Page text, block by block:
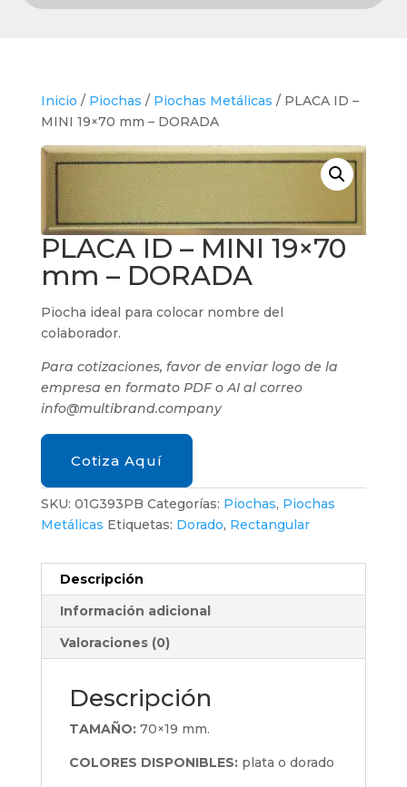
Inicio / Piochas / Piochas Metálicas / PLACA ID –
MINI 19×70 mm – DORADA
PLACA ID – MINI 19×70
mm – DORADA
Piocha ideal para colocar nombre del
colaborador.
Para cotizaciones, favor de enviar logo de la
empresa en formato PDF o AI al correo
info@multibrand.company
Cotiza Aquí
SKU: 01G393PB Categorías: Piochas, Piochas
Metálicas Etiquetas: Dorado, Rectangular
Descripción
Información adicional
Valoraciones (0)
Descripción
TAMAÑO:70×19 mm.
COLORES DISPONIBLES:plata o dorado